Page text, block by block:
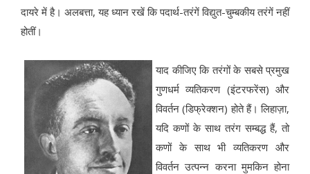
दायरे में है। अलबत्ता, यह ध्यान रखें कि पदार्थ-तरंगें विद्युत-चुम्बकीय तरंगें नहीं
होतीं।
याद कीजिए कि तरंगों के सबसे प्रमुख
गुणधर्म व्यतिकरण (इंटरफरेंस) और
विवर्तन (डिफ्रेक्शन) होते हैं। लिहाज़ा,
यदि कणों के साथ तरंग सम्बद्ध हैं, तो
कणों के साथ भी व्यतिकरण और
विवर्तन उत्पन्न करना मुमकिन होना